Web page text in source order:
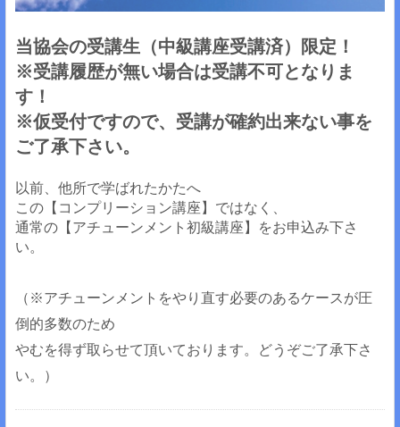
当協会の受講生（中級講座受講済）限定！
※受講履歴が無い場合は受講不可となりま
す！
※仮受付ですので、受講が確約出来ない事を
ご了承下さい。
以前、他所で学ばれたかたへ
この【コンプリーション講座】ではなく、
通常の【アチューンメント初級講座】をお申込み下さ
い。
（※アチューンメントをやり直す必要のあるケースが圧
倒的多数のため
やむを得ず取らせて頂いております。どうぞご了承下さ
い。）